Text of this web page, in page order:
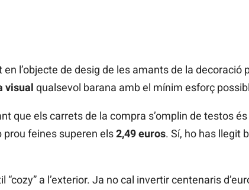
l’objecte de desig de les amants de la decoració
visual qualsevol barana amb el mínim esforç
que els carrets de la compra s’omplin de testos és
prou feines superen els2,49 euros. Sí, ho has llegit
“cozy” a l’exterior. Ja no cal invertir centenaris